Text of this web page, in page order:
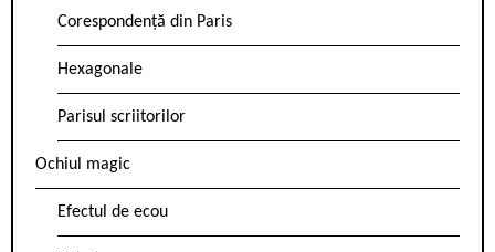
Corespondență din Paris
Hexagonale
Parisul scriitorilor
Ochiul magic
Efectul de ecou